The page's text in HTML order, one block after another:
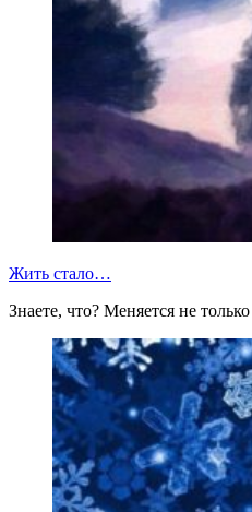
Жить стало…
Знаете, что? Меняется не